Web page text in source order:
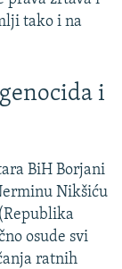
tako i na
i
BiH Borjani
Nikšiću
osude svi
ratnih